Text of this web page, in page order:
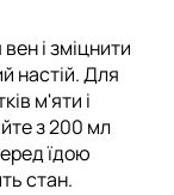
і зміцнити
настій. Для
м'яти і
з 200 мл
їдою
стан.